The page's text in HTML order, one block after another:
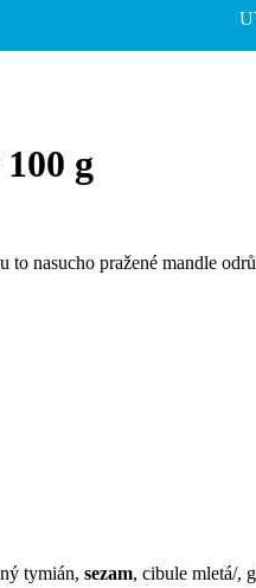
g
to nasucho pražené mandle
tymián, sezam, cibule mletá/,